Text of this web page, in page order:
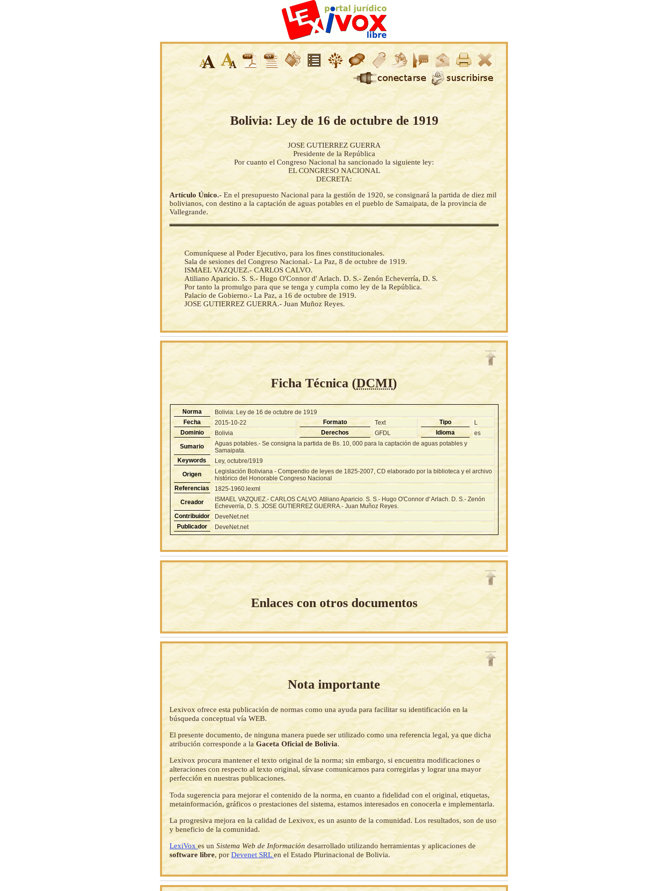
Bolivia: Ley de 16 de octubre de 1919
JOSE GUTIERREZ GUERRA
Presidente de la República
Por cuanto el Congreso Nacional ha sancionado la siguiente ley:
EL CONGRESO NACIONAL
DECRETA:
Artículo Único.- En el presupuesto Nacional para la gestión de 1920, se consignará la partida de diez mil
bolivianos, con destino a la captación de aguas potables en el pueblo de Samaipata, de la provincia de
Vallegrande.
Comuníquese al Poder Ejecutivo, para los fines constitucionales.
Sala de sesiones del Congreso Nacional.- La Paz, 8 de octubre de 1919.
ISMAEL VAZQUEZ.- CARLOS CALVO.
Atiliano Aparicio. S. S.- Hugo O'Connor d' Arlach. D. S.- Zenón Echeverría, D. S.
Por tanto la promulgo para que se tenga y cumpla como ley de la República.
Palacio de Gobierno.- La Paz, a 16 de octubre de 1919.
JOSE GUTIERREZ GUERRA.- Juan Muñoz Reyes.
Ficha Técnica (DCMI)
Norma
Bolivia: Ley de 16 de octubre de 1919
Fecha
2015-10-22 Formato Text Tipo
L
Dominio
Bolivia Derechos GFDL Idioma
es
Sumario
Aguas potables.- Se consigna la partida de Bs. 10, 000 para la captación de aguas potables y
Samaipata.
Keywords
Ley, octubre/1919
Origen
Legislación Boliviana - Compendio de leyes de 1825-2007, CD elaborado por la biblioteca y el archivo
histórico del Honorable Congreso Nacional
Referencias
1825-1960.lexml
Creador
ISMAEL VAZQUEZ.- CARLOS CALVO. Atiliano Aparicio. S. S.- Hugo O'Connor d' Arlach. D. S.- Zenón
Echeverría, D. S. JOSE GUTIERREZ GUERRA.- Juan Muñoz Reyes.
Contribuidor
DeveNet.net
Publicador
DeveNet.net
Enlaces con otros documentos
Nota importante
Lexivox ofrece esta publicación de normas como una ayuda para facilitar su identificación en la
búsqueda conceptual vía WEB.
El presente documento, de ninguna manera puede ser utilizado como una referencia legal, ya que dicha
atribución corresponde a laGaceta Oficial de Bolivia.
Lexivox procura mantener el texto original de la norma; sin embargo, si encuentra modificaciones o
alteraciones con respecto al texto original, sírvase comunicarnos para corregirlas y lograr una mayor
perfección en nuestras publicaciones.
Toda sugerencia para mejorar el contenido de la norma, en cuanto a fidelidad con el original, etiquetas,
metainformación, gráficos o prestaciones del sistema, estamos interesados en conocerla e implementarla.
La progresiva mejora en la calidad de Lexivox, es un asunto de la comunidad. Los resultados, son de uso
y beneficio de la comunidad.
LexiVoxes unSistema Web de Información desarrollado utilizando herramientas y aplicaciones de
software libre, porDevenet SRLen el Estado Plurinacional de Bolivia.